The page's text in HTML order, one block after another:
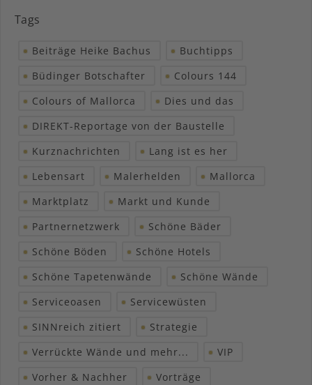
Tags
Beiträge Heike Bachus
Buchtipps
Büdinger Botschafter
Colours 144
Colours of Mallorca
Dies und das
DIREKT-Reportage von der Baustelle
Kurznachrichten
Lang ist es her
Lebensart
Malerhelden
Mallorca
Marktplatz
Markt und Kunde
Partnernetzwerk
Schöne Bäder
Schöne Böden
Schöne Hotels
Schöne Tapetenwände
Schöne Wände
Serviceoasen
Servicewüsten
SINNreich zitiert
Strategie
Verrückte Wände und mehr...
VIP
Vorher & Nachher
Vorträge